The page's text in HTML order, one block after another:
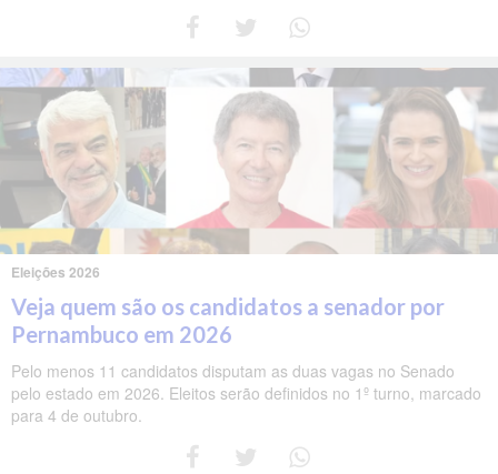
Eleições 2026
Veja quem são os candidatos a senador por
Pernambuco em 2026
Pelo menos 11 candidatos disputam as duas vagas no Senado
pelo estado em 2026. Eleitos serão definidos no 1º turno, marcado
para 4 de outubro.